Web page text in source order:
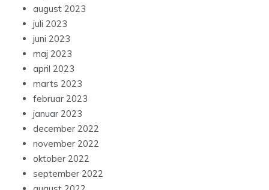
august 2023
juli 2023
juni 2023
maj 2023
april 2023
marts 2023
februar 2023
januar 2023
december 2022
november 2022
oktober 2022
september 2022